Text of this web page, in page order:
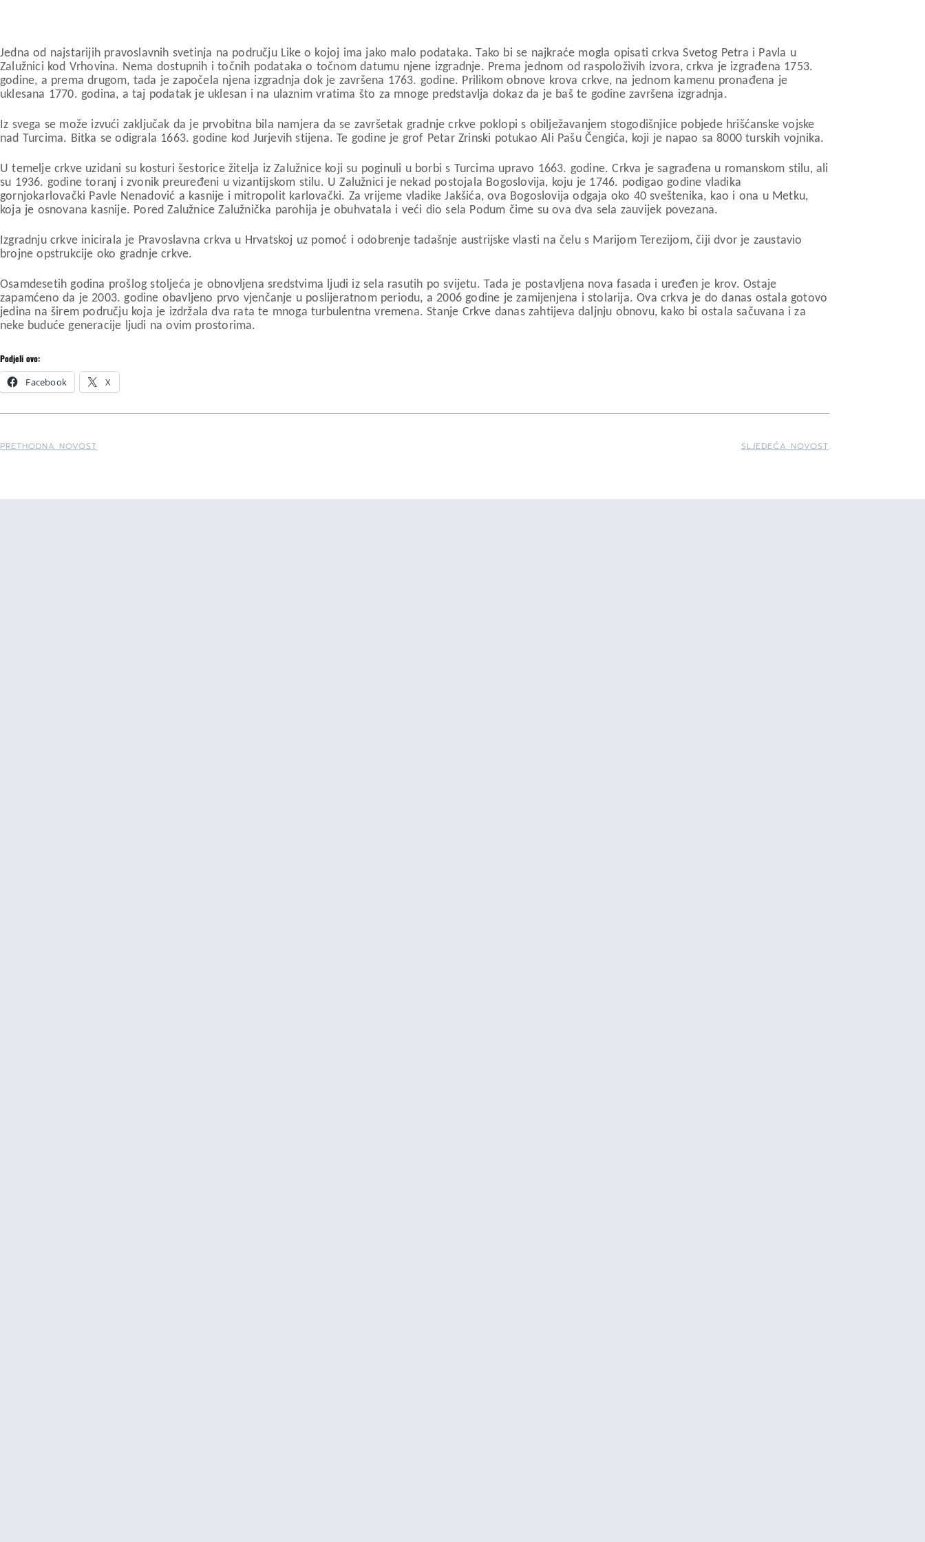
Jedna od najstarijih pravoslavnih svetinja na području Like o kojoj ima jako malo podataka. Tako bi se najkraće mogla opisati crkva Svetog Petra i Pavla u
Zalužnici kod Vrhovina. Nema dostupnih i točnih podataka o točnom datumu njene izgradnje. Prema jednom od raspoloživih izvora, crkva je izgrađena 1753.
godine, a prema drugom, tada je započela njena izgradnja dok je završena 1763. godine. Prilikom obnove krova crkve, na jednom kamenu pronađena je
uklesana 1770. godina, a taj podatak je uklesan i na ulaznim vratima što za mnoge predstavlja dokaz da je baš te godine završena izgradnja.
Iz svega se može izvući zaključak da je prvobitna bila namjera da se završetak gradnje crkve poklopi s obilježavanjem stogodišnjice pobjede hrišćanske vojske
nad Turcima. Bitka se odigrala 1663. godine kod Jurjevih stijena. Te godine je grof Petar Zrinski potukao Ali Pašu Čengića, koji je napao sa 8000 turskih vojnika.
U temelje crkve uzidani su kosturi šestorice žitelja iz Zalužnice koji su poginuli u borbi s Turcima upravo 1663. godine. Crkva je sagrađena u romanskom stilu, ali
su 1936. godine toranj i zvonik preuređeni u vizantijskom stilu. U Zalužnici je nekad postojala Bogoslovija, koju je 1746. podigao godine vladika
gornjokarlovački Pavle Nenadović a kasnije i mitropolit karlovački. Za vrijeme vladike Jakšića, ova Bogoslovija odgaja oko 40 sveštenika, kao i ona u Metku,
koja je osnovana kasnije. Pored Zalužnice Zalužnička parohija je obuhvatala i veći dio sela Podum čime su ova dva sela zauvijek povezana.
Izgradnju crkve inicirala je Pravoslavna crkva u Hrvatskoj uz pomoć i odobrenje tadašnje austrijske vlasti na čelu s Marijom Terezijom, čiji dvor je zaustavio
brojne opstrukcije oko gradnje crkve.
Osamdesetih godina prošlog stoljeća je obnovljena sredstvima ljudi iz sela rasutih po svijetu. Tada je postavljena nova fasada i uređen je krov. Ostaje
zapamćeno da je 2003. godine obavljeno prvo vjenčanje u poslijeratnom periodu, a 2006 godine je zamijenjena i stolarija. Ova crkva je do danas ostala gotovo
jedina na širem području koja je izdržala dva rata te mnoga turbulentna vremena. Stanje Crkve danas zahtijeva daljnju obnovu, kako bi ostala sačuvana i za
neke buduće generacije ljudi na ovim prostorima.
Podjeli ovo:
Facebook X
PRETHODNA NOVOST SLJEDEĆA NOVOST